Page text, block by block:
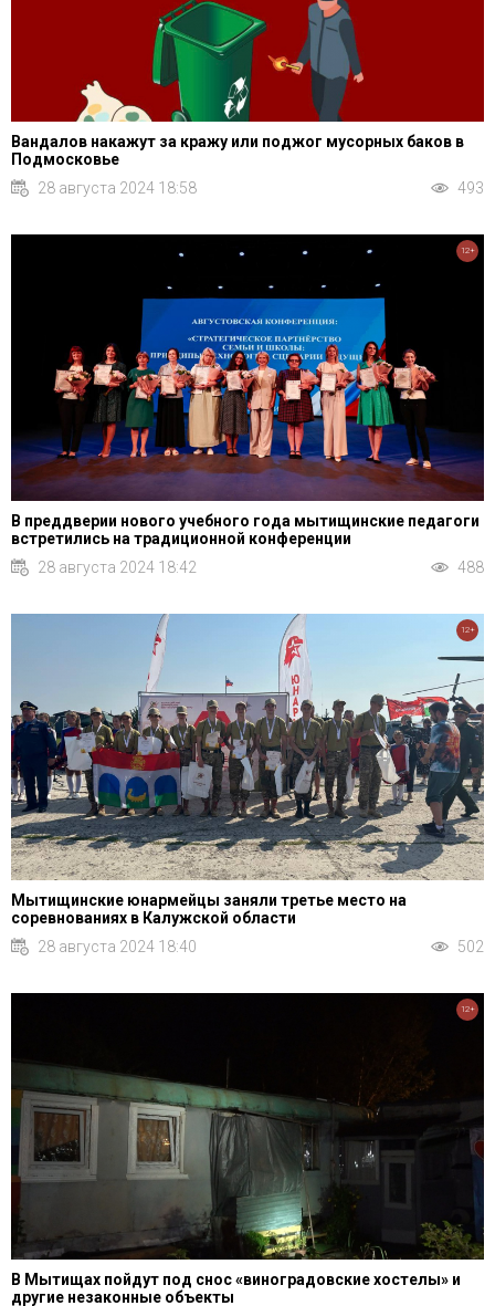
Вандалов накажут за кражу или поджог мусорных баков в
Подмосковье
28 августа 2024 18:58
493
В преддверии нового учебного года мытищинские педагоги
встретились на традиционной конференции
28 августа 2024 18:42
488
12+
Мытищинские юнармейцы заняли третье место на
соревнованиях в Калужской области
28 августа 2024 18:40
502
12+
В Мытищах пойдут под снос «виноградовские хостелы» и
другие незаконные объекты
12+